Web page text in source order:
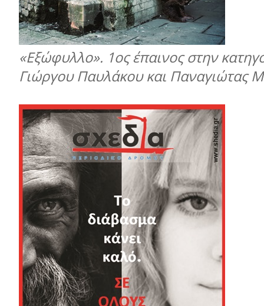
«Εξώφυλλο». 1ος έπαινος στην
Γιώργου Παυλάκου και Παναγιώτας